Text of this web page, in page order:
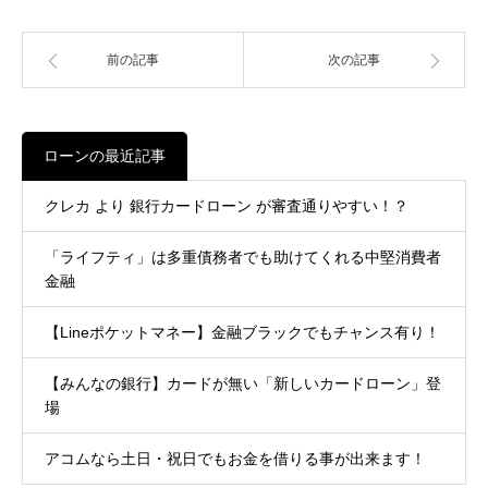
前の記事 次の記事
ローンの最近記事
クレカ より 銀行カードローン が審査通りやすい！？
「ライフティ」は多重債務者でも助けてくれる中堅消費者
金融
【Lineポケットマネー】金融ブラックでもチャンス有り！
【みんなの銀行】カードが無い「新しいカードローン」登
場
アコムなら土日・祝日でもお金を借りる事が出来ます！